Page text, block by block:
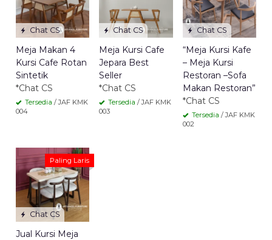
Chat CS
Meja Makan 4
Kursi Cafe Rotan
Sintetik
*Chat CS
Tersedia / JAF KMK
004
Chat CS
Meja Kursi Cafe
Jepara Best
Seller
*Chat CS
Tersedia / JAF KMK
003
Chat CS
“Meja Kursi Kafe
– Meja Kursi
Restoran –Sofa
Makan Restoran”
*Chat CS
Tersedia / JAF KMK
002
Chat CS
Paling Laris
Jual Kursi Meja